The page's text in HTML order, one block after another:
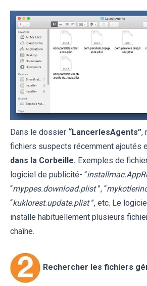
Dans le dossier “LancerlesAgents”,
fichiers suspects récemment ajoutés
dans la Corbeille. Exemples de
logiciel de publicité- “
“myppes.download.plist ”, “
“kuklorest.update.plist ”, etc. Le
installe habituellement plusieurs
chaîne.
Rechercher les fichiers